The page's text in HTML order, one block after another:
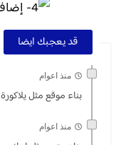
قد يعجبك ايضا
منذ اعوام
بناء موقع مثل
منذ اعوام